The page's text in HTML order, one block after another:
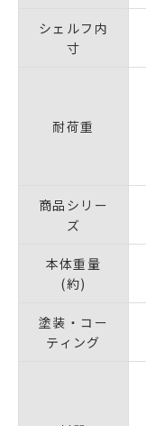
シェルフ内
寸
耐荷重
商品シリー
ズ
本体重量
(約)
塗装・コー
ティング